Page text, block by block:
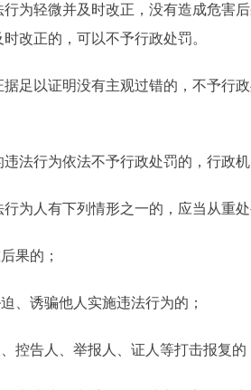
行为轻微并及时改正，没有造成危害
改正的，可以不予行政处罚。
据足以证明没有主观过错的，不予行
违法行为依法不予行政处罚的，行政
行为人有下列情形之一的，应当从重处
果的；
、诱骗他人实施违法行为的；
控告人、举报人、证人等打击报复的